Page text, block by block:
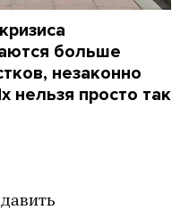
больше
незаконно
нельзя просто так